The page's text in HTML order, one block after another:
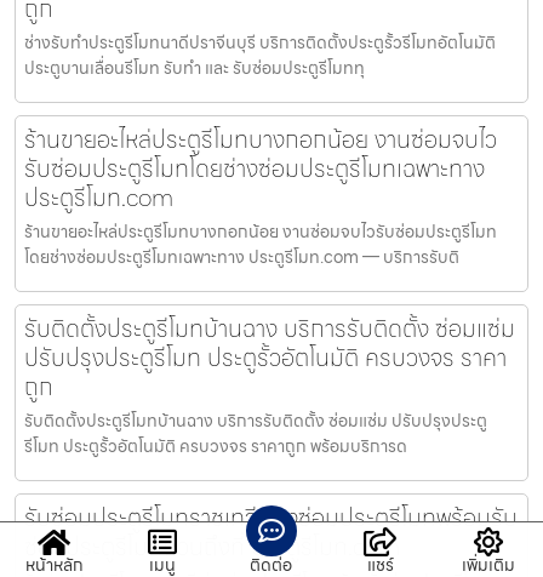
ถูก
ช่างรับทำประตูรีโมทนาดีปราจีนบุรี บริการติดตั้งประตูรั้วรีโมทอัตโนมัติ
ประตูบานเลื่อนรีโมท รับทำ และ รับซ่อมประตูรีโมททุ
ร้านขายอะไหล่ประตูรีโมทบางกอกน้อย งานซ่อมจบไว
รับซ่อมประตูรีโมทโดยช่างซ่อมประตูรีโมทเฉพาะทาง
ประตูรีโมท.com
ร้านขายอะไหล่ประตูรีโมทบางกอกน้อย งานซ่อมจบไวรับซ่อมประตูรีโมท
โดยช่างซ่อมประตูรีโมทเฉพาะทาง ประตูรีโมท.com — บริการรับติ
รับติดตั้งประตูรีโมทบ้านฉาง บริการรับติดตั้ง ซ่อมแซ่ม
ปรับปรุงประตูรีโมท ประตูรั้วอัตโนมัติ ครบวงจร ราคา
ถูก
รับติดตั้งประตูรีโมทบ้านฉาง บริการรับติดตั้ง ซ่อมแซ่ม ปรับปรุงประตู
รีโมท ประตูรั้วอัตโนมัติ ครบวงจร ราคาถูก พร้อมบริการด
รับซ่อมประตูรีโมทราชเทวี ช่างซ่อมประตูรีโมทพร้อมรับ
ซ่อมประตูรีโมทด่วนถึงที่ ประตูรีโมท.com
หน้าหลัก เมนู ติดต่อ แชร์ เพิ่มเติม